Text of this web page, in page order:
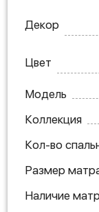
Декор
Цвет
Модель
Коллекция
Кол-во
Размер
Наличие